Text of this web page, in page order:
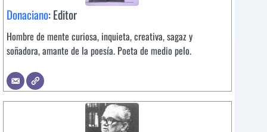
Donaciano: Editor
Hombre de mente curiosa, inquieta, creativa, sagaz y
soñadora, amante de la poesía. Poeta de medio pelo.